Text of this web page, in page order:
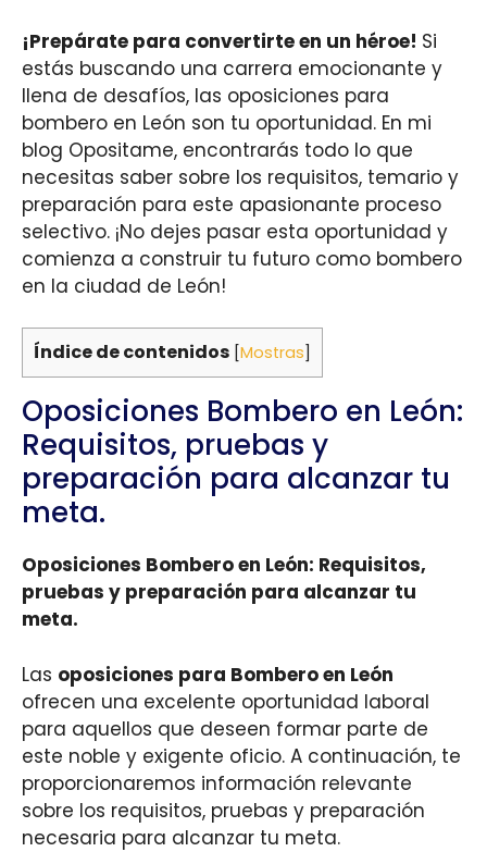
¡Prepárate para convertirte en un héroe! Si
estás buscando una carrera emocionante y
llena de desafíos, las oposiciones para
bombero en León son tu oportunidad. En mi
blog Opositame, encontrarás todo lo que
necesitas saber sobre los requisitos, temario y
preparación para este apasionante proceso
selectivo. ¡No dejes pasar esta oportunidad y
comienza a construir tu futuro como bombero
en la ciudad de León!
Índice de contenidos [Mostras]
Oposiciones Bombero en León:
Requisitos, pruebas y
preparación para alcanzar tu
meta.
Oposiciones Bombero en León: Requisitos,
pruebas y preparación para alcanzar tu
meta.
Las oposiciones para Bombero en León
ofrecen una excelente oportunidad laboral
para aquellos que deseen formar parte de
este noble y exigente oficio. A continuación, te
proporcionaremos información relevante
sobre los requisitos, pruebas y preparación
necesaria para alcanzar tu meta.